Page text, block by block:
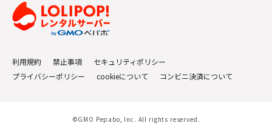
利用規約 禁止事項
セキュリティポリシー
プライバシーポリシー
cookieについて コンビニ決済について
©GMO Pepabo, Inc. All rights reserved.